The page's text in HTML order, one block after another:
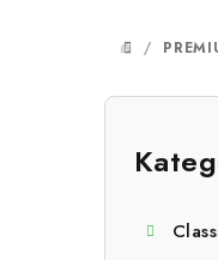
DOMŮ
/
P
Přeskočit